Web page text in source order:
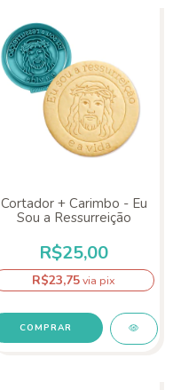
Cortador + Carimbo - Eu
Sou a Ressurreição
R$25,00
R$23,75via pix